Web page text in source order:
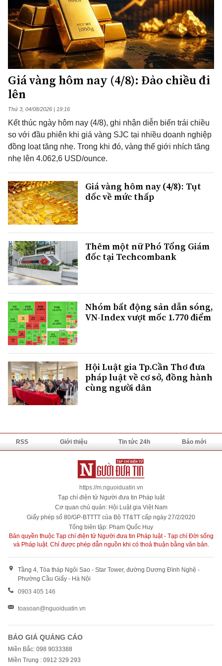
Giá vàng hôm nay (4/8): Đảo chiều đi
lên
Thứ 3, 04/08/2026 | 19:16
Kết thúc ngày hôm nay (4/8), ghi nhận diễn biến trái chiều
so với đầu phiên khi giá vàng SJC tại nhiều doanh nghiệp
đồng loạt tăng nhẹ. Trong khi đó, vàng thế giới nhích tăng
nhẹ lên 4.062,6 USD/ounce.
Giá vàng hôm nay (4/8): Tụt
dốc về mức thấp
Thêm một nữ Phó Tổng Giám
đốc tại Techcombank
Nhóm bất động sản dẫn sóng,
VN-Index vượt mốc 1.770 điểm
Hội Luật gia Tp.Cần Thơ đưa
pháp luật về cơ sở, đồng hành
cùng người dân
RSS Giới thiệu Tin tức 24h Báo mới
https://m.nguoiduatin.vn
Tạp chí điện tử Người đưa tin Pháp luật
Cơ quan chủ quản: Hội Luật gia Việt Nam
Giấy phép số 80/GP-BTTTT của Bộ TT&TT cấp ngày 27/2/2020
Tổng biên tập: Phạm Quốc Huy
Bản quyền thuộc Tạp chí điện tử Người đưa tin Pháp luật - Tạp chí Đời sống
và Pháp luật. Chỉ được phép dẫn nguồn khi có thoả thuận bằng văn bản.
Tầng 4, Tòa tháp Ngôi Sao - Star Tower, đường Dương Đình Nghệ -
Phường Cầu Giấy - Hà Nội
0903 405 146
toasoan@nguoiduatin.vn
BÁO GIÁ QUẢNG CÁO
Miền Bắc: 098 9033388
Miền Trung : 0912 329 293